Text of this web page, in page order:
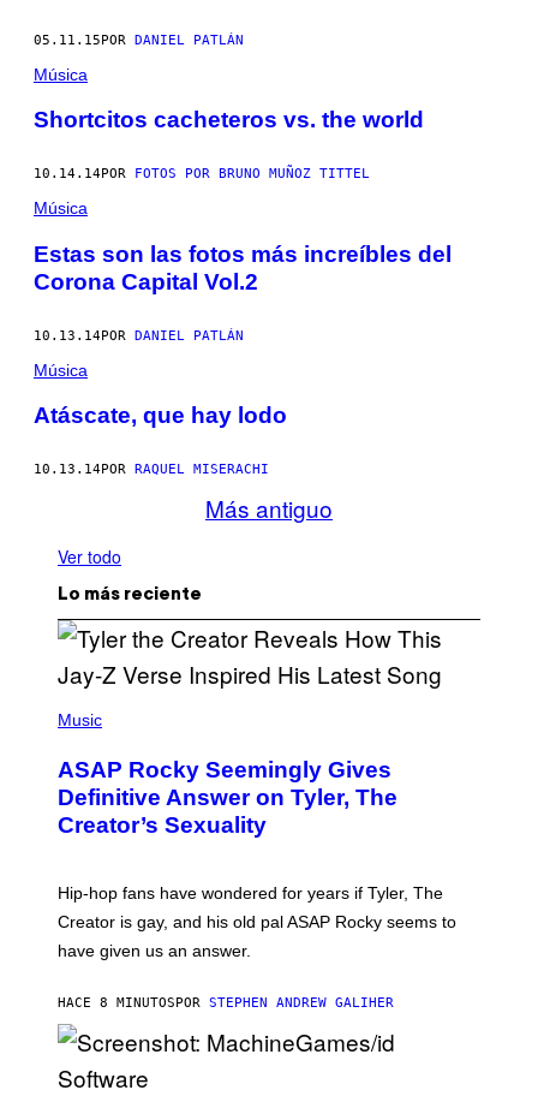
05.11.15POR DANIEL PATLÁN
Música
Shortcitos cacheteros vs. the world
10.14.14POR FOTOS POR BRUNO MUÑOZ TITTEL
Música
Estas son las fotos más increíbles del
Corona Capital Vol.2
10.13.14POR DANIEL PATLÁN
Música
Atáscate, que hay lodo
10.13.14POR RAQUEL MISERACHI
Más antiguo
Ver todo
Lo más reciente
H
O
B
Y
M
C
A
C
P
P
E
/
Music
ASAP Rocky Seemingly Gives
Definitive Answer on Tyler, The
Creator’s Sexuality
Hip-hop fans have wondered for years if Tyler, The
Creator is gay, and his old pal ASAP Rocky seems to
have given us an answer.
HACE 8 MINUTOS POR STEPHEN ANDREW GALIHER